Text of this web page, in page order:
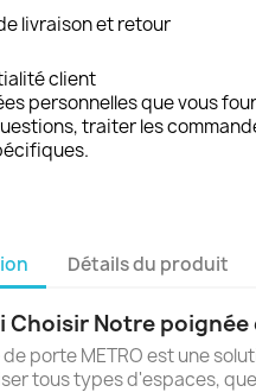
livraison et retour
client
personnelles que vous
traiter les
Détails du produit
Choisir Notre
porte METRO est une
tous types d'espaces,